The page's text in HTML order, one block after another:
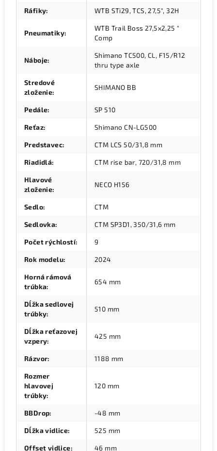
Ráfiky: WTB STi29, TCS, 27,5", 32H
Pneumatiky:
WTB Trail Boss 27,5x2,25 "
Comp
Náboje:
Shimano TC500, CL, F15/R12
thru type axle
Stredové
zloženie:
SHIMANO BB
Pedále: SP 510
Reťaz: Shimano CN-LG500
Predstavec: CTM LCS 50/31,8 mm
Riadidlá: CTM rise bar, 720/31,8 mm
Hlavové
zloženie:
NECO H156
Sedlo: CTM
Sedlovka: CTM SP3D1, 350/31,6 mm
Počet rýchlostí: 9
Rok modelu: 2024
Horná rámová
trúbka:
654 mm
Dĺžka sedlovej
trúbky:
510 mm
Dĺžka reťazovej
vzpery:
425 mm
Rázvor: 1188 mm
Rozmer
hlavovej
trúbky:
120 mm
BBDrop: -48 mm
Dĺžka vidlice: 525 mm
Offset vidlice: 46 mm